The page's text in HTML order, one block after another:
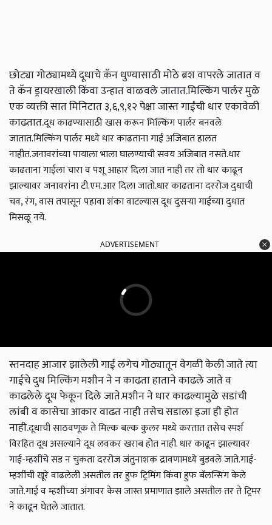
छोट्या गोठ्यामध्ये दूधाचे कॅन धुण्यासाठी मोठे ब्रश वापरले जातात व
ते कॅन ड्रायरखाली किंवा उन्हात वाळवले जातात.मिल्किंग पार्लर मुळे
एक व्यक्ती सात मिनिटात ३,६,९,१२ पेक्षा जास्त गाईंची धार एकावेळी
काढतात.दूध काढण्यासाठी खास करून मिल्किंग पार्लर बनवले
जातात.मिल्किंग पार्लर मध्ये धार काढताना गाई अजिबात हालत
नाहीत.जनावरांच्या पायाला भाला घालण्याची सवय अजिबात नसते.धार
काढताना गाईला चारा व पशू आहार दिला जात नाही तर तो धार काढून
झाल्यावर जनावरांना टी.एम.आर दिला जातो.धार काढताना दररोज दुधाची
चव, रंग, वास तपासून पहावा शंका वाटल्यास दूध दुसऱ्या गाईच्या दुधात
मिसळू नये.
ADVERTISEMENT
स्तनदाह आजार झालेली गाई लगेच गोठ्यातून वेगळी केली जाते त्या
गाईचे दुध मिल्किंग मशीन ने न काढता हाताने काढले जाते व
काढलेले दूध फेकून दिले जाते.मशीन ने धार काढल्यामुळे सडांची
लांबी व कासेचा आकार वाढत नाही तसेच सडाला इजा ही होत
नाही.दूधाची साठवणूक ते मिल्क बल्क कुलर मध्ये करतात तसेच स्पर्श
विरहित दूध असल्याने दूध लवकर खराब होत नाही. धार काढून झाल्यावर
गाई-म्हशींचे सड न चुकता दररोज जंतुनाशक द्रावणामध्ये बुडवले जाते.गाई-
म्हशींची खूरे वाढलेली असतील तर हुफ ट्रिमिंग किंवा हुफ बॅलन्सिंग केले
जाते.गाई व म्हशीच्या अंगावर केस जास्त प्रमाणात झाले असतील तर ते ट्रिमर
ने काढून घेतले जातात.